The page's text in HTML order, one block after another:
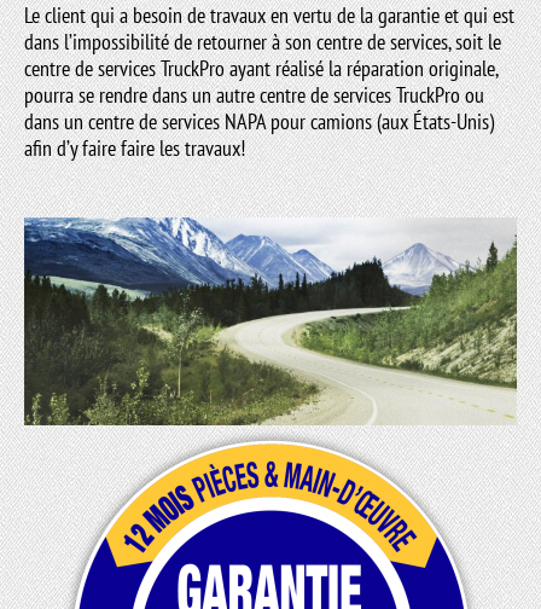
Le client qui a besoin de travaux en vertu de la garantie et qui est
dans l’impossibilité de retourner à son centre de services, soit le
centre de services TruckPro ayant réalisé la réparation originale,
pourra se rendre dans un autre centre de services TruckPro ou
dans un centre de services NAPA pour camions (aux États-Unis)
afin d’y faire faire les travaux!